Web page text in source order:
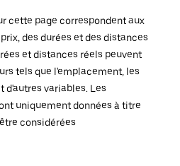
cette page correspondent aux
des durées et des distances
et distances réels peuvent
tels que l'emplacement, les
variables. Les
uniquement données à titre
considérées